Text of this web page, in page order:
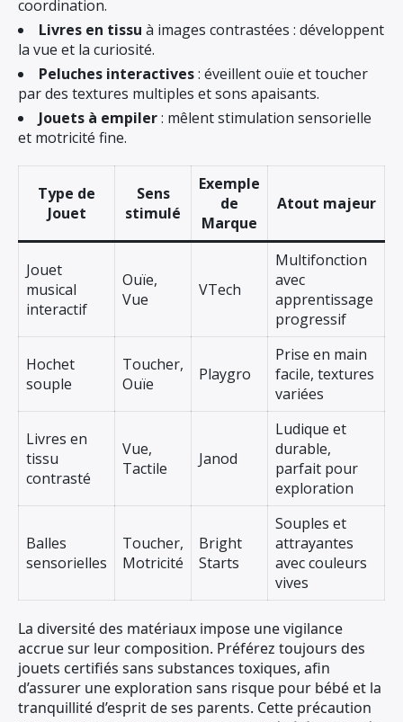
coordination.
Livres en tissu à images contrastées : développent
la vue et la curiosité.
Peluches interactives: éveillent ouïe et toucher
par des textures multiples et sons apaisants.
Jouets à empiler: mêlent stimulation sensorielle
et motricité fine.
Type de
Jouet
Sens
stimulé
Exemple
de
Marque
Atout majeur
Jouet
musical
interactif
Ouïe,
Vue
VTech
Multifonction
avec
apprentissage
progressif
Hochet
souple
Toucher,
Ouïe
Playgro
Prise en main
facile, textures
variées
Livres en
tissu
contrasté
Vue,
Tactile
Janod
Ludique et
durable,
parfait pour
exploration
Balles
sensorielles
Toucher,
Motricité
Bright
Starts
Souples et
attrayantes
avec couleurs
vives
La diversité des matériaux impose une vigilance
accrue sur leur composition. Préférez toujours des
jouets certifiés sans substances toxiques, afin
d’assurer une exploration sans risque pour bébé et la
tranquillité d’esprit de ses parents. Cette précaution